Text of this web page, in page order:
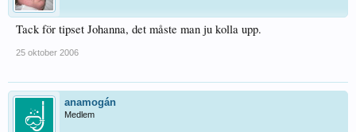
Tack för tipset Johanna, det måste man ju kolla upp.
25 oktober 2006
anamogán
Medlem